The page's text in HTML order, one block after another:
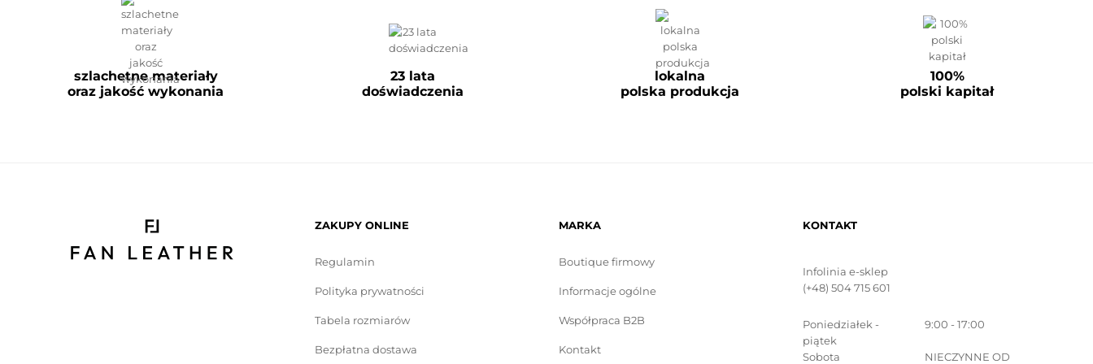
szlachetne materiały
oraz jakość wykonania
23 lata
doświadczenia
lokalna
polska produkcja
100%
polski kapitał
ZAKUPY ONLINE
Regulamin
Polityka prywatności
Tabela rozmiarów
Bezpłatna dostawa
MARKA
Boutique firmowy
Informacje ogólne
Współpraca B2B
Kontakt
KONTAKT
Infolinia e-sklep
(+48) 504 715 601
Poniedziałek -
piątek
9:00 - 17:00
Sobota NIECZYNNE OD